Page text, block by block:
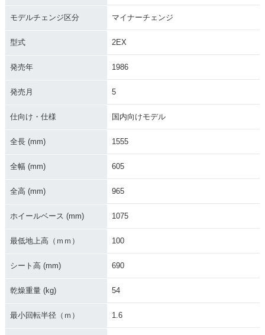
ナーチェンジ
OG
ーチェンジ
モデルチェンジ区分 マイナーチェンジ
型式 2EX
発売年 1986
発売月 5
仕向け・仕様 国内向けモデル
全長 (mm) 1555
全幅 (mm) 605
全高 (mm) 965
ホイールベース (mm) 1075
最低地上高（ｍｍ） 100
シート高 (mm) 690
乾燥重量 (kg) 54
最小回転半径（ｍ） 1.6